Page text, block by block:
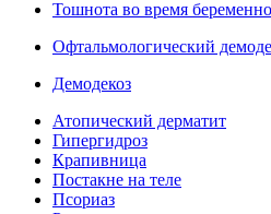
Тошнота во время
Офтальмологический
Демодекоз
Атопический дерматит
Гипергидроз
Крапивница
Постакне на теле
Псориаз